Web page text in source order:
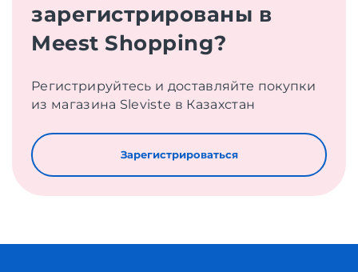
зарегистрированы в
Meest Shopping?
Регистрируйтесь и доставляйте покупки
из магазина Sleviste в Казахстан
Зарегистрироваться